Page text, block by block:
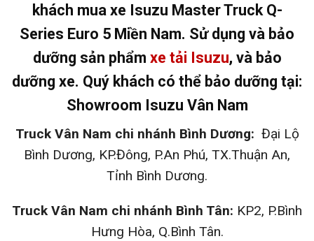
khách mua xe Isuzu Master Truck Q-
Series Euro 5 Miền Nam. Sử dụng và bảo
dưỡng sản phẩm xe tải Isuzu, và bảo
dưỡng xe. Quý khách có thể bảo dưỡng tại:
Showroom Isuzu Vân Nam
Truck Vân Nam chi nhánh Bình Dương: Đại Lộ
Bình Dương, KP.Đông, P.An Phú, TX.Thuận An,
Tỉnh Bình Dương.
Truck Vân Nam chi nhánh Bình Tân: KP2, P.Bình
Hưng Hòa, Q.Bình Tân.